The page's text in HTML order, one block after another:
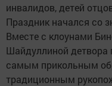
инвалидов, детей
Праздник начался со
Вместе с клоунами
Шайдуллиной детвора
самым прикольным
традиционным